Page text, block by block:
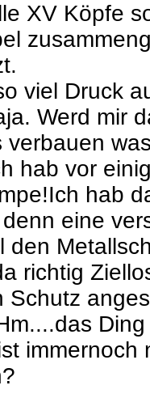
XV Köpfe
viel Druck
Werd mir
hab vor
hab
eine
den
richtig
Schutz